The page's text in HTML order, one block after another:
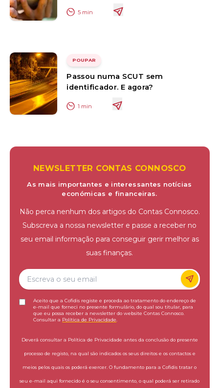
5 min
POUPAR
Passou numa SCUT sem
identificador. E agora?
1 min
NEWSLETTER CONTAS CONNOSCO
As mais importantes e interessantes notícias
económicas e financeiras.
Não perca nenhum dos artigos do Contas Connosco.
Subscreva a nossa newsletter e passe a receber no
seu email informação para conseguir gerir melhor as
suas finanças.
Aceito que a Cofidis registe e proceda ao tratamento do endereço de
e-mail que forneci no presente formulário, do qual sou titular, para
que eu possa receber a newsletter do website Contas Connosco.
Consultar a Política de Privacidade
Deverá consultar a Política de Privacidade antes da conclusão do presente
processo de registo, na qual são indicados os seus direitos e os contactos e
meios pelos quais os poderá exercer. O fundamento para a Cofidis tratar o
seu e-mail aqui fornecido é o seu consentimento, o qual poderá ser retirado